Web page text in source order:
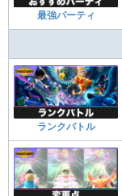
最強パーティ
ランクバトル